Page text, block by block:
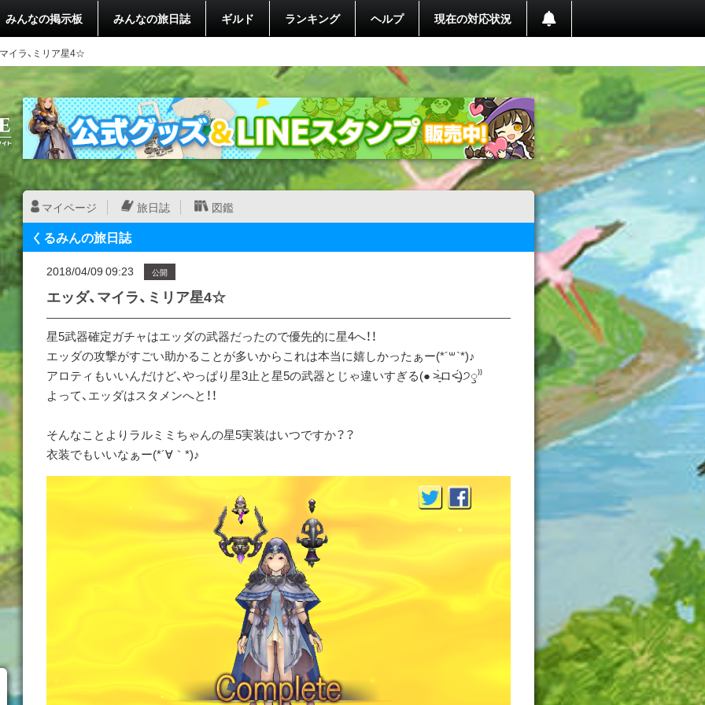
みんなの掲示板 みんなの旅日誌 ギルド ランキング ヘルプ 現在の対応状況
イラ、ミリア星4☆
マイページ 旅日誌 図鑑
くるみんの旅日誌
2018/04/09 09:23 公開
エッダ、マイラ、ミリア星4☆
星5武器確定ガチャはエッダの武器だったので優先的に星4へ！！
エッダの攻撃がすごい助かることが多いからこれは本当に嬉しかったぁー(*´꒳`*)♪
アロティもいいんだけど、やっぱり星3止と星5の武器とじゃ違いすぎる(● ˃̶͈̀ロ˂̶͈́)੭ꠥ⁾⁾
よって、エッダはスタメンへと！！
そんなことよりラルミミちゃんの星5実装はいつですか？？
衣装でもいいなぁー(*´∀｀*)♪